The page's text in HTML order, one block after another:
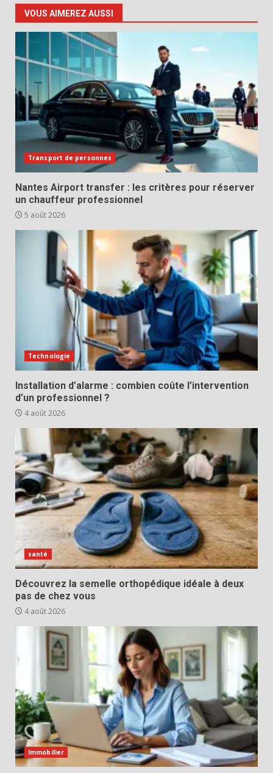
VOUS AIMEREZ AUSSI
Transport de personnes
Nantes Airport transfer : les critères pour réserver
un chauffeur professionnel
5 août 2026
Technologie
Installation d’alarme : combien coûte l’intervention
d’un professionnel ?
4 août 2026
santé
Découvrez la semelle orthopédique idéale à deux
pas de chez vous
4 août 2026
Immobilier